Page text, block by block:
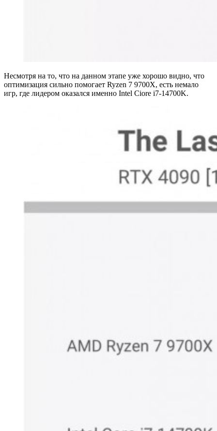
Несмотря на то, что на данном этапе уже хорошо видно, что
оптимизация сильно помогает Ryzen 7 9700X, есть немало
игр, где лидером оказался именно Intel Ciore i7-14700K.